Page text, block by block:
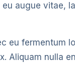
augue vitae,
eu fermentum
Aliquam nulla